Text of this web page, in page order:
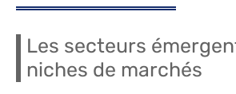
Les secteurs
niches de marchés